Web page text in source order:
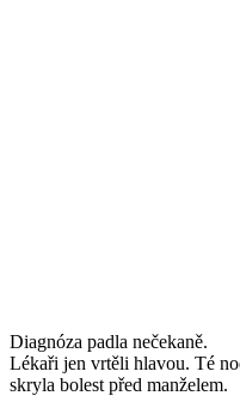
Diagnóza padla nečekaně.
Lékaři jen vrtěli hlavou. Té
skryla bolest před manželem.